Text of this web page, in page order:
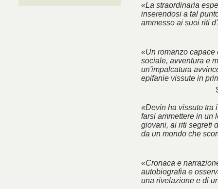
«La straordinaria
inserendosi a tal
ammesso ai suoi riti
«Un romanzo capace
sociale, avventura e
un'impalcatura
epifanie vissute in
«Devin ha vissuto tra
farsi ammettere in un
giovani, ai riti segreti
da un mondo che
«Cronaca e
autobiografia e
una rivelazione e di